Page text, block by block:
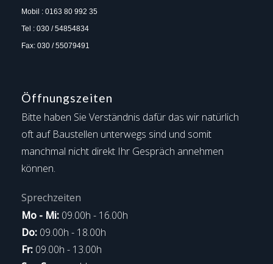
Mobil : 0163 80 992 35
Tel : 030 / 54854834
Fax: 030 / 55079491
Öffnungszeiten
Bitte haben Sie Verständnis dafür das wir natürlich
oft auf Baustellen unterwegs sind und somit
manchmal nicht direkt Ihr Gespräch annehmen
können.
Sprechzeiten
Mo - Mi: 09.00h - 16.00h
Do: 09.00h - 18.00h
Fr: 09.00h - 13.00h